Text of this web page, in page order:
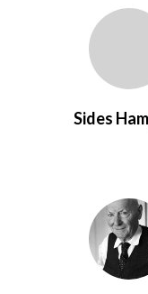
Sides